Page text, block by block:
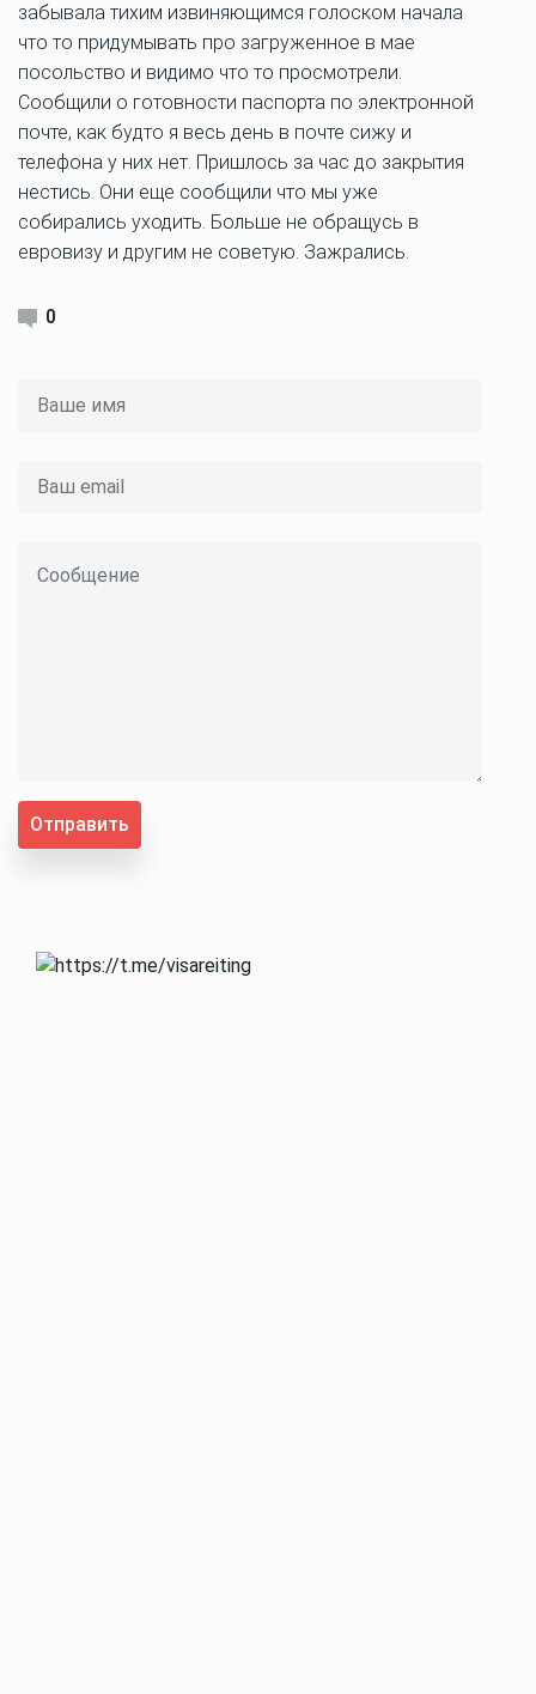
забывала тихим извиняющимся голоском начала
что то придумывать про загруженное в мае
посольство и видимо что то просмотрели.
Сообщили о готовности паспорта по электронной
почте, как будто я весь день в почте сижу и
телефона у них нет. Пришлось за час до закрытия
нестись. Они еще сообщили что мы уже
собирались уходить. Больше не обращусь в
евровизу и другим не советую. Зажрались.
0
Отправить